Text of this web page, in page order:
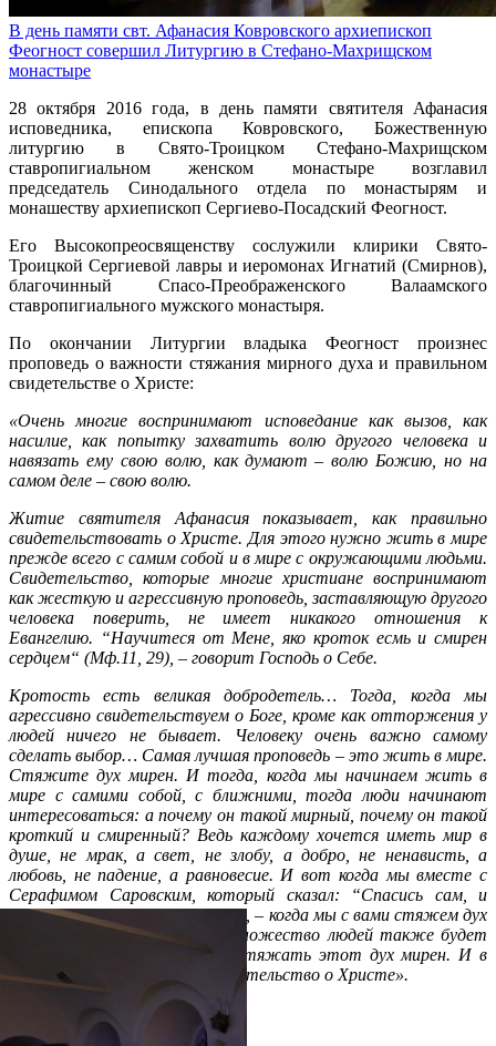
В день памяти свт. Афанасия Ковровского архиепископ
Феогност совершил Литургию в Стефано-Махрищском
монастыре
28 октября 2016 года, в день памяти святителя Афанасия
исповедника, епископа Ковровского, Божественную
литургию в Свято-Троицком Стефано-Махрищском
ставропигиальном женском монастыре возглавил
председатель Синодального отдела по монастырям и
монашеству архиепископ Сергиево-Посадский Феогност.
Его Высокопреосвященству сослужили клирики Свято-
Троицкой Сергиевой лавры и иеромонах Игнатий (Смирнов),
благочинный Спасо-Преображенского Валаамского
ставропигиального мужского монастыря.
По окончании Литургии владыка Феогност произнес
проповедь о важности стяжания мирного духа и правильном
свидетельстве о Христе:
«Очень многие воспринимают исповедание как вызов, как
насилие, как попытку захватить волю другого человека и
навязать ему свою волю, как думают – волю Божию, но на
самом деле – свою волю.
Житие святителя Афанасия показывает, как правильно
свидетельствовать о Христе. Для этого нужно жить в мире
прежде всего с самим собой и в мире с окружающими людьми.
Свидетельство, которые многие христиане воспринимают
как жесткую и агрессивную проповедь, заставляющую другого
человека поверить, не имеет никакого отношения к
Евангелию. “Научитеся от Мене, яко кроток есмь и смирен
сердцем“ (Мф.11, 29), – говорит Господь о Себе.
Кротость есть великая добродетель… Тогда, когда мы
агрессивно свидетельствуем о Боге, кроме как отторжения у
людей ничего не бывает. Человеку очень важно самому
сделать выбор… Самая лучшая проповедь – это жить в мире.
Стяжите дух мирен. И тогда, когда мы начинаем жить в
мире с самими собой, с ближними, тогда люди начинают
интересоваться: а почему он такой мирный, почему он такой
кроткий и смиренный? Ведь каждому хочется иметь мир в
душе, не мрак, а свет, не злобу, а добро, не ненависть, а
любовь, не падение, а равновесие. И вот когда мы вместе с
Серафимом Саровским, который сказал: “Спасись сам, и
вокруг тебя спасутся тысячи“, – когда мы с вами стяжем дух
мирен, тогда рядом с нами множество людей также будет
стремиться к тому, чтобы стяжать этот дух мирен. И в
этом будет наше лучшее свидетельство о Христе».